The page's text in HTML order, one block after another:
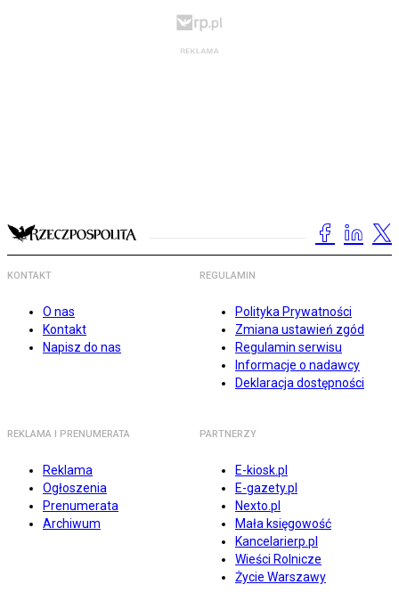
KONTAKT
O nas
Kontakt
Napisz do nas
REGULAMIN
Polityka Prywatności
Zmiana ustawień zgód
Regulamin serwisu
Informacje o nadawcy
Deklaracja dostępności
REKLAMA I PRENUMERATA
Reklama
Ogłoszenia
Prenumerata
Archiwum
PARTNERZY
E-kiosk.pl
E-gazety.pl
Nexto.pl
Mała księgowość
Kancelarierp.pl
Wieści Rolnicze
Życie Warszawy